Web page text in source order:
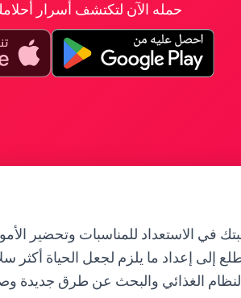
حمله الآن لتكتشف أسرار
في الاستعداد للمناسبات وتحضير
إلى إعداد ما يلزم لجعل الحياة
الغذائي والبحث عن طرق جديدة